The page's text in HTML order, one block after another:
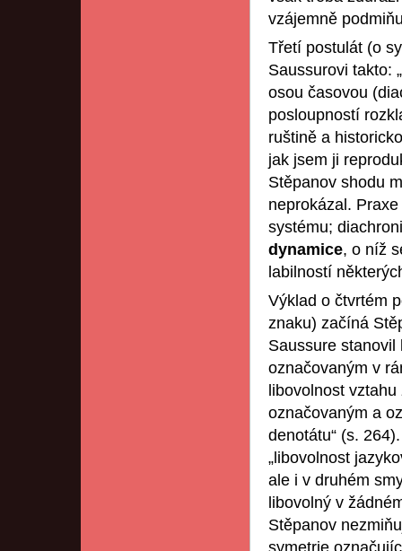
vzájemně
Třetí postulát (o
Saussurovi takto:
osou časovou
posloupností
ruštině a
jak jsem ji
Stěpanov shodu
neprokázal.
systému;
dynamice, o níž
labilností
Výklad o čtvrtém
znaku) začíná
Saussure
označovaným v
libovolnost
označovaným a
denotátu“ (s.
„libovolnost
ale i v druhém
libovolný v
Stěpanov
symetrie